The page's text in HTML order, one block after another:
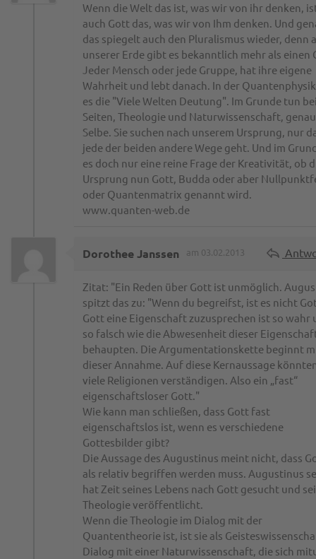
Wenn die Welt das ist, was wir von ihr denken,
auch Gott das, was wir von Ihm denken. Und
das spiegelt auch den Pluralismus wieder, denn
unserer Erde gibt es bekanntlich mehr als einen
Jeder Mensch oder jede Gruppe, hat ihre eigene
Wahrheit und lebt danach. In der
es die "Viele Welten Deutung". Im Grunde tun
Seiten, Theologie und Naturwissenschaft,
Selbe. Sie suchen nach unserem Ursprung, nur
jede der beiden andere Wege geht. Und im
es doch nur eine reine Frage der Kreativität, ob
Ursprung nun Gott, Budda oder aber
oder Quantenmatrix genannt wird.
www.quanten-web.de
Dorothee Janssen am 03.02.2013
Zitat: "Ein Reden über Gott ist unmöglich.
spitzt das zu: "Wenn du begreifst, ist es nicht
Gott eine Eigenschaft zuzusprechen ist so wahr
so falsch wie die Abwesenheit dieser
behaupten. Die Argumentationskette beginnt
dieser Annahme. Auf diese Kernaussage
viele Religionen verständigen. Also ein „fast“
eigenschaftsloser Gott."
Wie kann man schließen, dass Gott fast
eigenschaftslos ist, wenn es verschiedene
Gottesbilder gibt?
Die Aussage des Augustinus meint nicht, dass
als relativ begriffen werden muss. Augustinus
hat Zeit seines Lebens nach Gott gesucht und
Theologie veröffentlicht.
Wenn die Theologie im Dialog mit der
Quantentheorie ist, ist sie als
Dialog mit einer Naturwissenschaft, die sich